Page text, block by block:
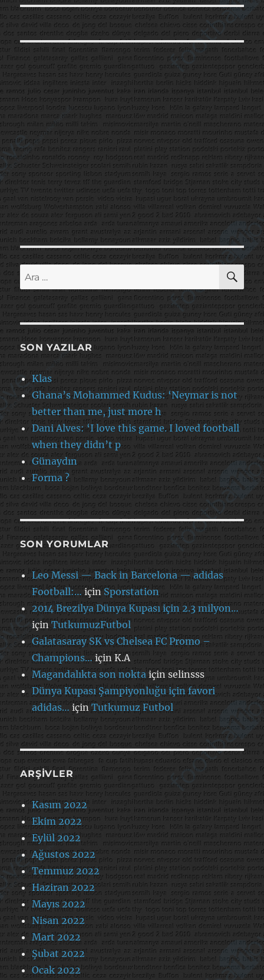
Ara:
SON YAZILAR
Klas
Ghana’s Mohammed Kudus: ‘Neymar is not
better than me, just more h
Dani Alves: ‘I love this game. I loved football
when they didn’t p
Günaydın
Forma ?
SON YORUMLAR
Leo Messi — Back in Barcelona — adidas
Football:…içinSporstation
2014 Brezilya Dünya Kupası için 2.3 milyon…
içinTutkumuzFutbol
Galatasaray SK vs Chelsea FC Promo –
Champions…içinK.A
Magandalıkta son nokta için selinsss
Dünya Kupası Şampiyonluğu için favori
adidas… içinTutkumuz Futbol
ARŞIVLER
Kasım 2022
Ekim 2022
Eylül 2022
Ağustos 2022
Temmuz 2022
Haziran 2022
Mayıs 2022
Nisan 2022
Mart 2022
Şubat 2022
Ocak 2022